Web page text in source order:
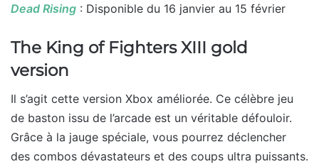
Dead Rising : Disponible du 16 janvier au 15 février
The King of Fighters XIII gold
version
Il s’agit cette version Xbox améliorée. Ce célèbre jeu
de baston issu de l’arcade est un véritable défouloir.
Grâce à la jauge spéciale, vous pourrez déclencher
des combos dévastateurs et des coups ultra puissants.